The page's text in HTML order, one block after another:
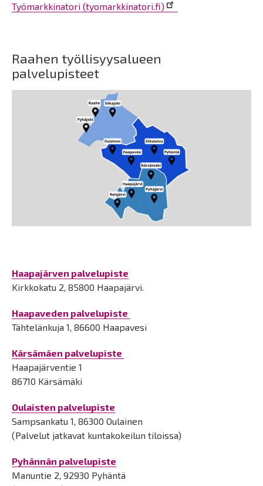
Työmarkkinatori (tyomarkkinatori.fi)
Raahen työllisyysalueen
palvelupisteet
Haapajärven palvelupiste
Kirkkokatu 2, 85800 Haapajärvi.
Haapaveden palvelupiste
Tähtelänkuja 1, 86600 Haapavesi
Kärsämäen palvelupiste
Haapajärventie 1
86710 Kärsämäki
Oulaisten palvelupiste
Sampsankatu 1, 86300 Oulainen
(Palvelut jatkavat kuntakokeilun tiloissa)
Pyhännän palvelupiste
Manuntie 2, 92930 Pyhäntä